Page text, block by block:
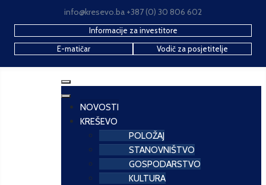
info@kresevo.ba +387 (0) 30 806 602
Informacije za investitore
E-matičar
Vodič za posjetitelje
NOVOSTI
KREŠEVO
POLOŽAJ
STANOVNIŠTVO
GOSPODARSTVO
KULTURA